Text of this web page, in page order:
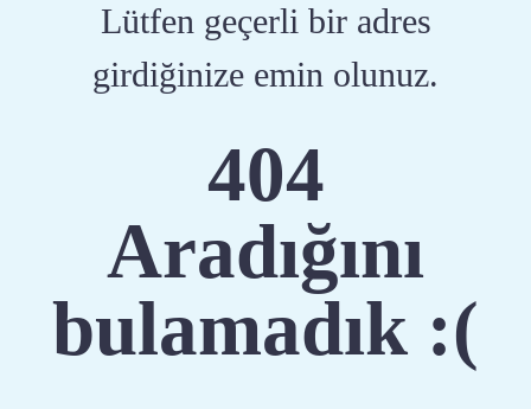
Lütfen geçerli bir adres
girdiğinize emin olunuz.
404
Aradığını
bulamadık :(